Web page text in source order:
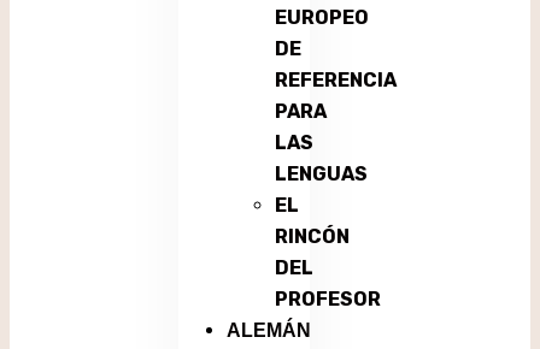
EUROPEO
DE
REFERENCIA
PARA
LAS
LENGUAS
EL
RINCÓN
DEL
PROFESOR
ALEMÁN